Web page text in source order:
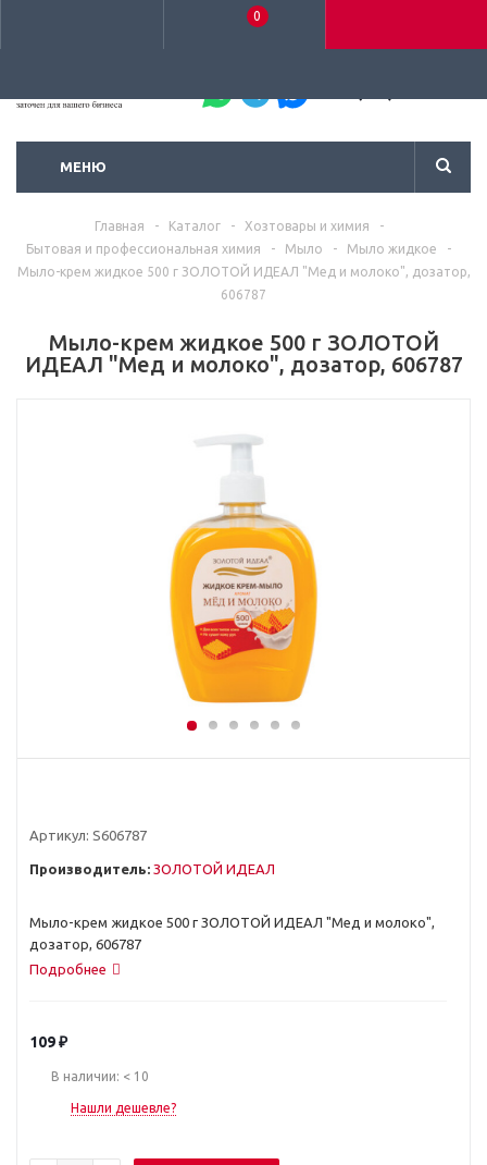
0
МЕНЮ
Главная - Каталог - Хозтовары и химия
-
Бытовая и профессиональная химия
- Мыло - Мыло жидкое
-
Мыло-крем жидкое 500 г ЗОЛОТОЙ ИДЕАЛ "Мед и молоко", дозатор,
606787
Мыло-крем жидкое 500 г ЗОЛОТОЙ
ИДЕАЛ "Мед и молоко", дозатор, 606787
Артикул: S606787
Производитель: ЗОЛОТОЙ ИДЕАЛ
Мыло-крем жидкое 500 г ЗОЛОТОЙ ИДЕАЛ "Мед и молоко",
дозатор, 606787
Подробнее
109₽
В наличии: < 10
Нашли дешевле?